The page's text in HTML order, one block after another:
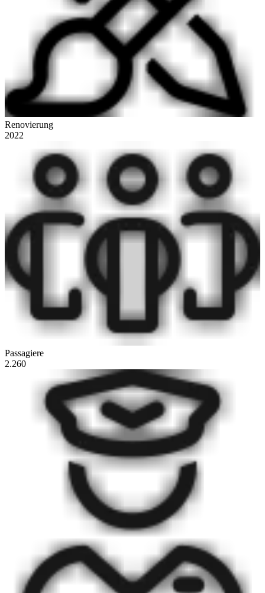
Renovierung
2022
Passagiere
2.260